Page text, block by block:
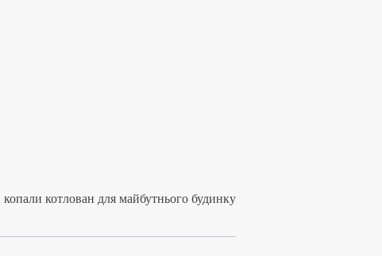
котлован для майбутнього будинку